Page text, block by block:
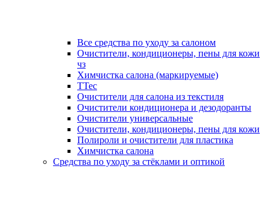
Все средства по уходу за салоном
Очистители, кондиционеры, пены для кожи
чз
Химчистка салона (маркируемые)
TTec
Очистители для салона из текстиля
Очистители кондиционера и дезодоранты
Очистители универсальные
Очистители, кондиционеры, пены для кожи
Полироли и очистители для пластика
Химчистка салона
Средства по уходу за стёклами и оптикой